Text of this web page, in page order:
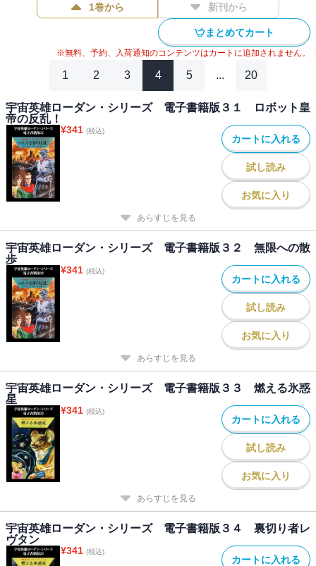
1巻から 新刊から
まとめてカート
※無料、予約、入荷通知のコンテンツはカートに追加されません。
1 2 3 4 5 ... 20
宇宙英雄ローダン・シリーズ 電子書籍版３１ ロボット皇
帝の反乱！
¥341 (税込)
カートに入れる
試し読み
お気に入り
あらすじを見る
宇宙英雄ローダン・シリーズ 電子書籍版３２ 無限への散
歩
¥341 (税込)
カートに入れる
試し読み
お気に入り
あらすじを見る
宇宙英雄ローダン・シリーズ 電子書籍版３３ 燃える氷惑
星
¥341 (税込)
カートに入れる
試し読み
お気に入り
あらすじを見る
宇宙英雄ローダン・シリーズ 電子書籍版３４ 裏切り者レ
ヴタン
¥341 (税込)
カートに入れる